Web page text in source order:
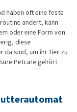
haben oft eine feste
ändert, kann
oder eine Form von
diese
da sind, um ihr Tier zu
Petcare gehört